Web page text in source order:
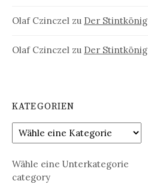
Olaf Czinczel zu Der Stintkönig
Olaf Czinczel zu Der Stintkönig
KATEGORIEN
Wähle eine Unterkategorie
category